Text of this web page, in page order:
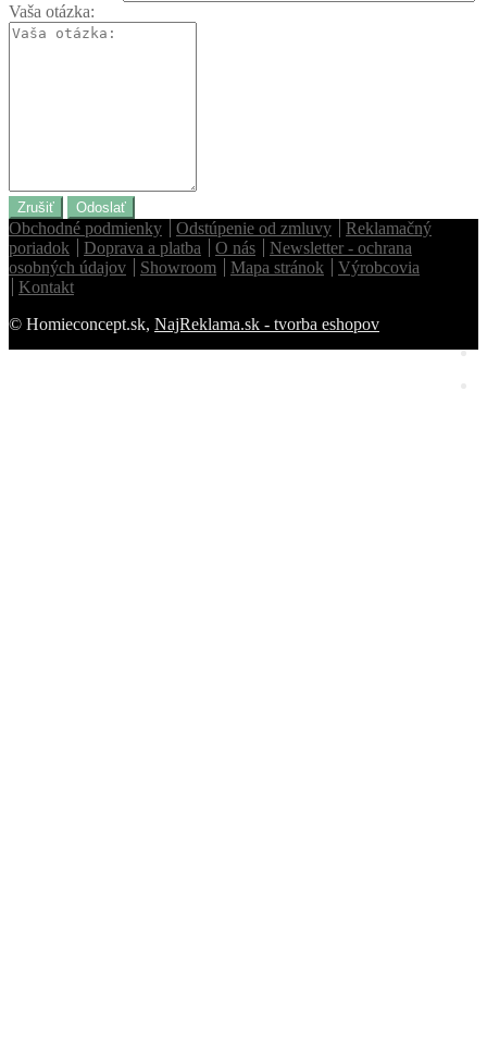
Vaša otázka:
Zrušiť Odoslať
Obchodné podmienky Odstúpenie od zmluvy
Reklamačný
poriadok
Doprava a platba O nás
Newsletter - ochrana
osobných údajov
Showroom Mapa stránok
Výrobcovia
Kontakt
© Homieconcept.sk, NajReklama.sk - tvorba eshopov